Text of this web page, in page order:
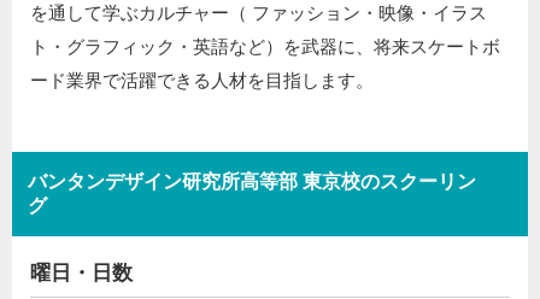
を通して学ぶカルチャー（ ファッション・映像・イラス
ト・グラフィック・英語など）を武器に、将来スケートボ
ード業界で活躍できる人材を目指します。
バンタンデザイン研究所高等部 東京校のスクーリン
グ
曜日・日数